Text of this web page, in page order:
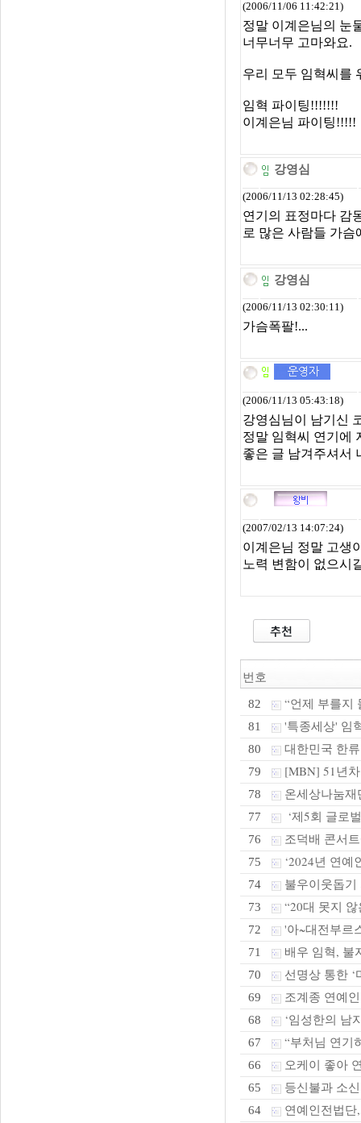
(2006/11/06 11:42:21)
정말 이계은님의 눈
너무너무 고마와요.
우리 모두 임혁씨를
임혁 파이팅!!!!!!!
이계은님 파이팅!!!!!
강영심
(2006/11/13 02:28:45)
연기의 표정마다 감
로 많은 사람들 가슴
강영심
(2006/11/13 02:30:11)
가슴폭팔!...
(2006/11/13 05:43:18)
강영심님이 남기신
정말 임혁씨 연기에
좋은 글 남겨주셔서
(2007/02/13 14:07:24)
이계은님 정말 고생
노력 변함이 없으시
번호
82 “언제 부를지
81 '특종세상' 임
80 대한민국 한
79 [MBN] 51년
78 온세상나눔
77 ‘제5회 글로
76 조덕배 콘서
75 ‘2024년 연예
74 불우이웃돕
73 “20대 못지
72 '아~대전부르
71 배우 임혁, 불
70 선명상 통한
69 조계종 연예
68 ‘임성한의 남
67 “부처님 연기
66 오케이 좋아
65 등신불과 소
64 연예인전법단